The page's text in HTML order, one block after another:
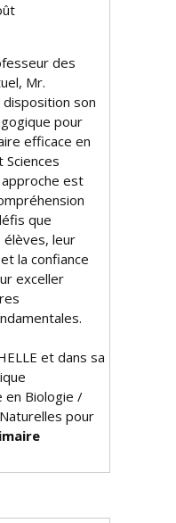
des
Mr.
disposition son
pour
efficace en
Sciences
approche est
que
leur
la confiance
exceller
et dans sa
en Biologie /
pour